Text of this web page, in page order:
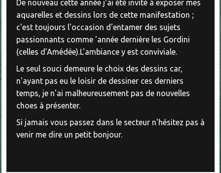
De nouveau cette année j'ai été invité à exposer mes
aquarelles et dessins lors de cette manifestation ;
c'est toujours l'occasion d'entamer des sujets
passionnants comme 'année dernière les Gordini
(celles d'Amédée).L'ambiance y est conviviale.
Le seul souci demeure le choix des dessins car,
n'ayant pas eu le loisir de dessiner ces derniers
temps, je n'ai malheureusement pas de nouvelles
choes à présenter.
Si jamais vous passez dans le secteur n'hésitez pas à
venir me dire un petit bonjour.